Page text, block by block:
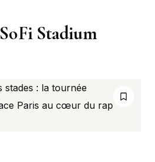
SoFi Stadium